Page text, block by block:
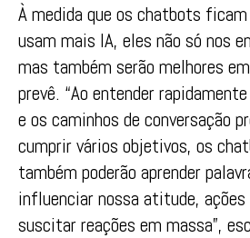
À medida que os chatbots
usam mais IA, eles não só nos
mas também serão melhores
prevê. “Ao entender
e os caminhos de conversação
cumprir vários objetivos, os
também poderão aprender
influenciar nossa atitude,
suscitar reações em massa”,